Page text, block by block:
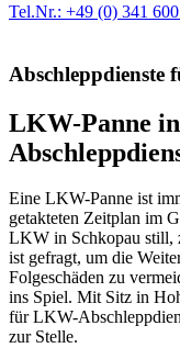
Tel.Nr.: +49 (0) 341
LKW-Panne
Eine LKW-Panne ist
getakteten Zeitplan im
LKW in Schkopau still,
ist gefragt, um die
Folgeschäden zu
ins Spiel. Mit Sitz in
für LKW-
zur Stelle.